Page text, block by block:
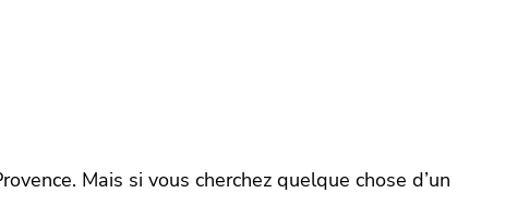
Mais si vous cherchez quelque chose d’un